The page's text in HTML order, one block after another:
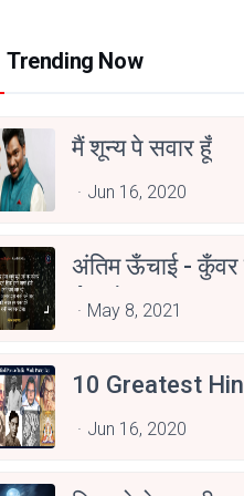
Trending Now
मैं शून्य पे सवार हूँ
Jun 16, 2020
अंतिम ऊँचाई -
Aspirants
May 8, 2021
10 Greatest
Jun 16, 2020